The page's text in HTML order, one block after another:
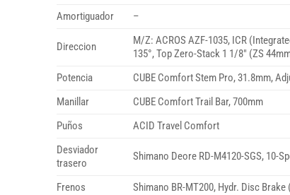
Amortiguador
–
Direccion
M/Z: ACROS AZF-1035, ICR
135°, Top Zero-Stack 1 1/8″ (ZS
Potencia
CUBE Comfort Stem Pro, 31.8mm,
Manillar
CUBE Comfort Trail Bar, 700mm
Puños
ACID Travel Comfort
Desviador
trasero
Shimano Deore RD-M4120-SGS, 10-
Frenos
Shimano BR-MT200, Hydr. Disc